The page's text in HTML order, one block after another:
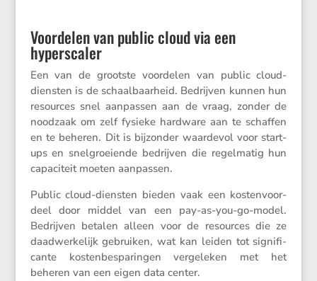
Voordelen van public cloud via een
hyperscaler
Een van de grootste voordelen van public cloud-
diensten is de schaal­baar­heid. Bedrijven kunnen hun
resources snel aanpassen aan de vraag, zonder de
noodzaak om zelf fysieke hardware aan te schaffen
en te beheren. Dit is bijzonder waardevol voor start-
ups en snelgroei­ende bedrijven die regel­matig hun
capaci­teit moeten aanpassen.
Public cloud-diensten bieden vaak een kosten­voor­
deel door middel van een pay-as-you-go-model.
Bedrijven betalen alleen voor de resources die ze
daadwer­ke­lijk gebruiken, wat kan leiden tot signi­fi­
cante kosten­be­spa­ringen verge­leken met het
beheren van een eigen data center.